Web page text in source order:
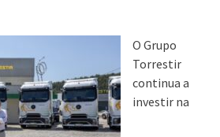
O Grupo
Torrestir
continua a
investir na